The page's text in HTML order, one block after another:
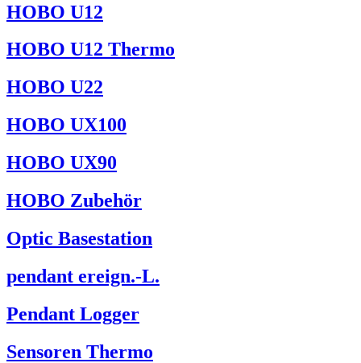
HOBO U12
HOBO U12 Thermo
HOBO U22
HOBO UX100
HOBO UX90
HOBO Zubehör
Optic Basestation
pendant ereign.-L.
Pendant Logger
Sensoren Thermo